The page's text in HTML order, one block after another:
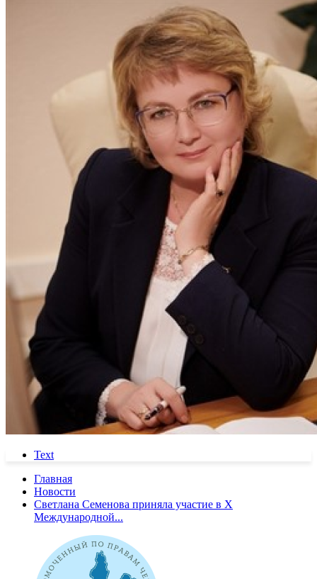
Text
Главная
Новости
Светлана Семенова приняла участие в Х
Международной...